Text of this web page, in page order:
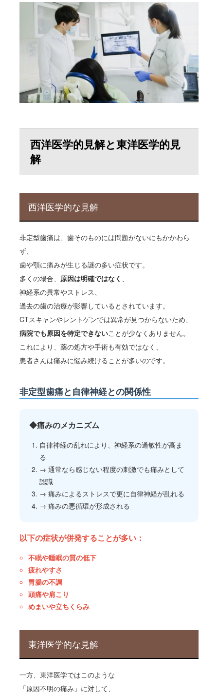
西洋医学的見解と東洋医学的見
解
西洋医学的な見解
非定型歯痛は、歯そのものには問題がないにもかかわら
ず、
歯や顎に痛みが生じる謎の多い症状です。
多くの場合、 原因は明確ではなく
神経系の異常やストレス、
過去の歯の治療が影響しているとされています。
CTスキャンやレントゲンでは異常が見つからないため、
病院でも原因を特定できないことが少なくありません。
これにより、薬の処方や手術も有効ではなく、
患者さんは痛みに悩み続けることが多いのです。
非定型歯痛と自律神経との関係性
◆痛みのメカニズム
自律神経の乱れにより、神経系の過敏性が高ま
る
→ 通常なら感じない程度の刺激でも痛みとして
認識
→ 痛みによるストレスで更に自律神経が乱れる
→ 痛みの悪循環が形成される
以下の症状が併発することが多い：
不眠や睡眠の質の低下
疲れやすさ
胃腸の不調
頭痛や肩こり
めまいや立ちくらみ
東洋医学的な見解
一方、東洋医学ではこのような
「原因不明の痛み」に対して、